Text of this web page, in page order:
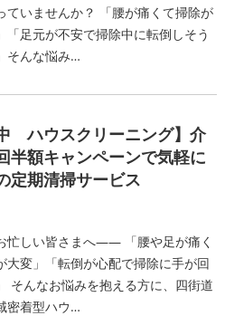
ていませんか？ 「腰が痛くて掃除が
「足元が不安で掃除中に転倒しそう
そんな悩み…
ハウスクリーニング】介
半額キャンペーンで気軽に
定期清掃サービス
忙しい皆さまへ―― 「腰や足が痛く
大変」「転倒が心配で掃除に手が回
そんなお悩みを抱える方に、四街道
密着型ハウ…